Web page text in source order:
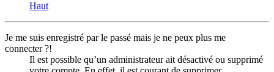
Haut
Je me suis enregistré par le passé mais je ne peux plus me
connecter ?!
Il est possible qu’un administrateur ait désactivé ou supprimé